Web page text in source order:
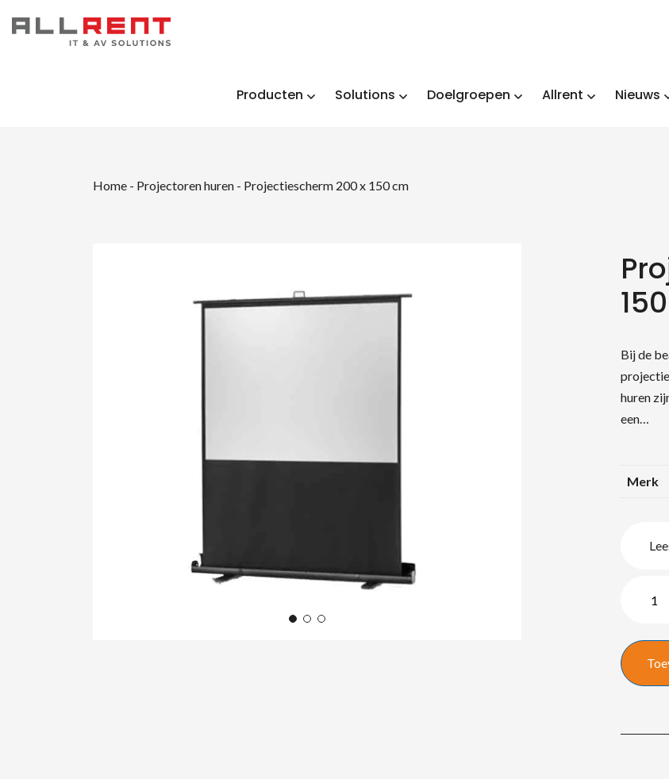
Producten Solutions Doelgroepen Allrent Nieuws
Home - Projectoren huren - Projectiescherm 200 x 150 cm
Bij de
huren
een…
Merk
150
cm